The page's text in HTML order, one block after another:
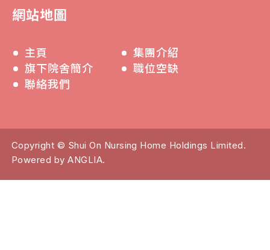
09.05.2024
網站地圖
主頁
集團介紹
旗下院舍簡介
職位空缺
聯絡我們
Copyright © Shui On Nursing Home Holdings Limited.
Powered byANGLIA.